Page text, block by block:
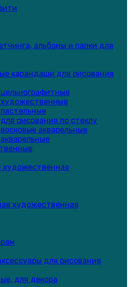
альбомы и папки для
карандаши для рисования
рисования по стеклу
акварельные
художественная
художественная
для рисования
для декора